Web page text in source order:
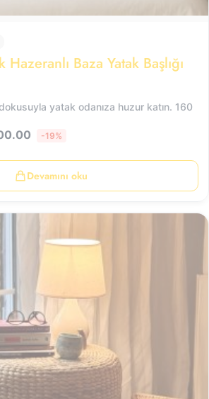
Baza Yatak Başlığı
yatak odanıza huzur katın. 160
-19%
Devamını oku